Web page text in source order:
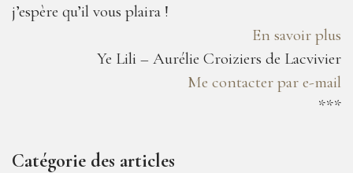
j’espère qu’il vous plaira !
En savoir plus
Ye Lili – Aurélie Croiziers de Lacvivier
Me contacter par e-mail
***
Catégorie des articles